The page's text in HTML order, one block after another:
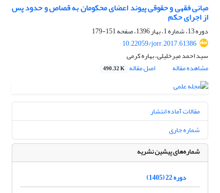
مبانی فقهی و حقوقی پیوند اعضای محکومان به قصاص و حدود پس
از اجرای حکم
دوره 13، شماره 1، بهار 1396، صفحه
151-179
10.22059/jorr.2017.61386
سید احمد میرخلیلی، بهاره کرمی
مشاهده مقاله
اصل مقاله 490.32 K
مقالات آماده انتشار
شماره جاری
شماره‌های پیشین نشریه
دوره 22 (1405)